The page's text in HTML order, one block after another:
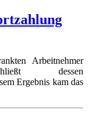
Arbeitnehmer
dessen
Ergebnis kam das